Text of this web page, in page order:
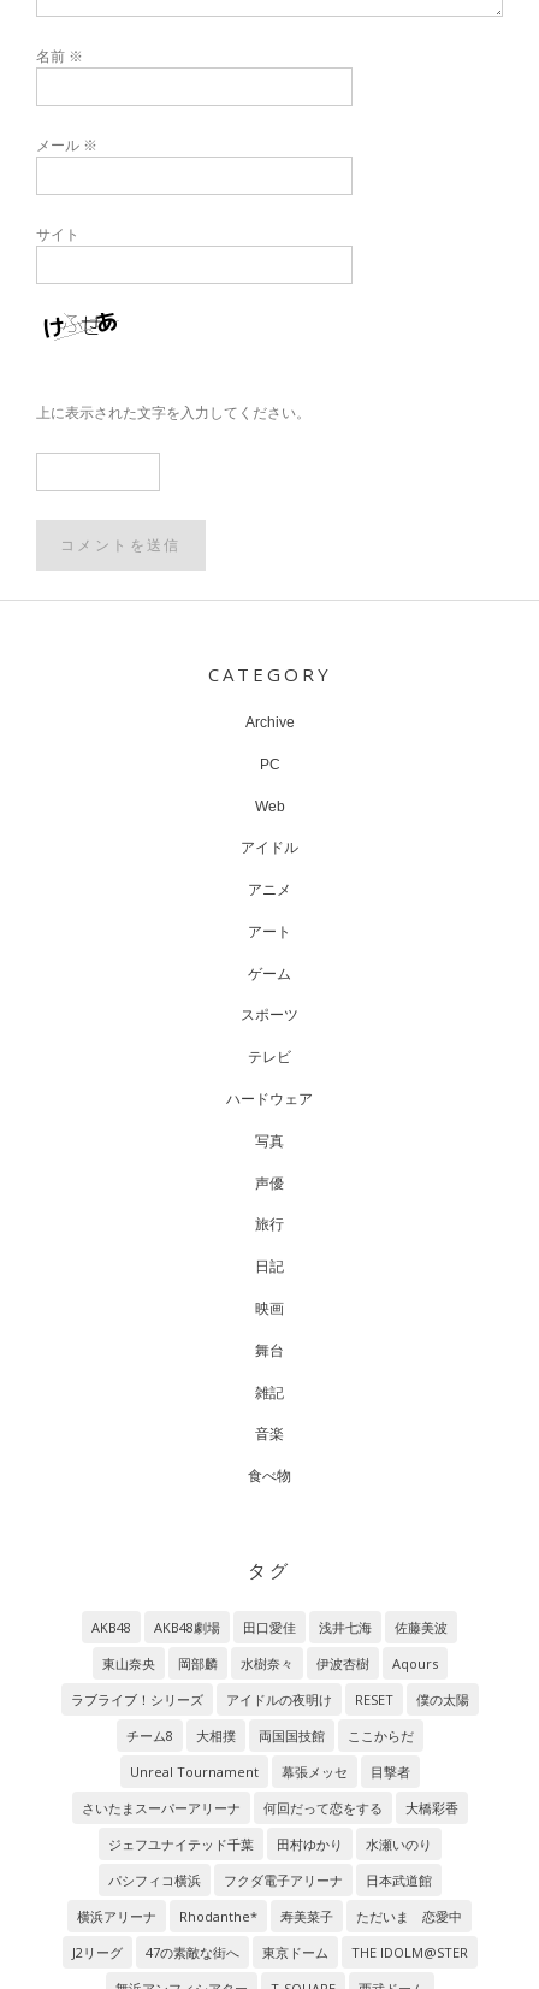
名前 ※
メール ※
サイト
上に表示された文字を入力してください。
CATEGORY
Archive
PC
Web
アイドル
アニメ
アート
ゲーム
スポーツ
テレビ
ハードウェア
写真
声優
旅行
日記
映画
舞台
雑記
音楽
食べ物
タグ
AKB48 AKB48劇場 田口愛佳 浅井七海
佐藤美波
東山奈央
岡部麟 水樹奈々 伊波杏樹
Aqours
ラブライブ！シリーズ
アイドルの夜明け RESET
僕の太陽
チーム8
大相撲 両国国技館
ここからだ
Unreal Tournament
幕張メッセ
目撃者
さいたまスーパーアリーナ
何回だって恋をする
大橋彩香
ジェフユナイテッド千葉
田村ゆかり
水瀬いのり
パシフィコ横浜
フクダ電子アリーナ
日本武道館
横浜アリーナ
Rhodanthe* 寿美菜子
ただいま 恋愛中
J2リーグ
47の素敵な街へ 東京ドーム
THE IDOLM@STER